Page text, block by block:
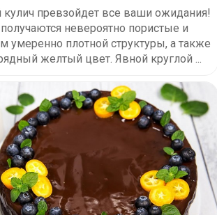
превзойдет все ваши ожидания!
невероятно пористые и
умеренно плотной структуры, а также
желтый цвет. Явной круглой ...